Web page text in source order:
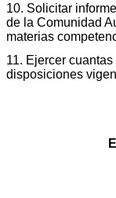
10. Solicitar
de la Comunidad
materias
11. Ejercer
disposiciones